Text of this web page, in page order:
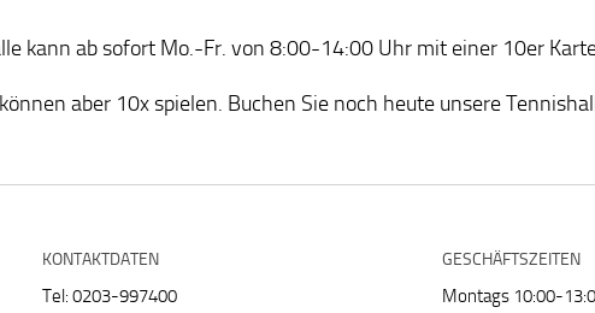
kann ab sofort Mo.-Fr. von 8:00-14:00 Uhr mit einer 10er
aber 10x spielen. Buchen Sie noch heute unsere
KONTAKTDATEN
Tel: 0203-997400
GESCHÄFTSZEITEN
Montags 10:00-